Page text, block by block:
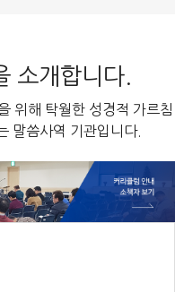
소개합니다.
위해 탁월한 성경적 가르침
말씀사역 기관입니다.